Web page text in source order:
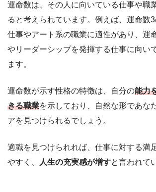
運命数は、その人に向いている仕事や職
ると考えられています。例えば、運命数
仕事やアート系の職業に適性があり、運
やリーダーシップを発揮する仕事に向い
ます。
運命数が示す性格の特徴は、自分の能力
きる職業を示しており、自然な形であな
アを見つけられるでしょう。
適職を見つけられれば、仕事に対する満
やすく、
人生の充実感が増すと言われて